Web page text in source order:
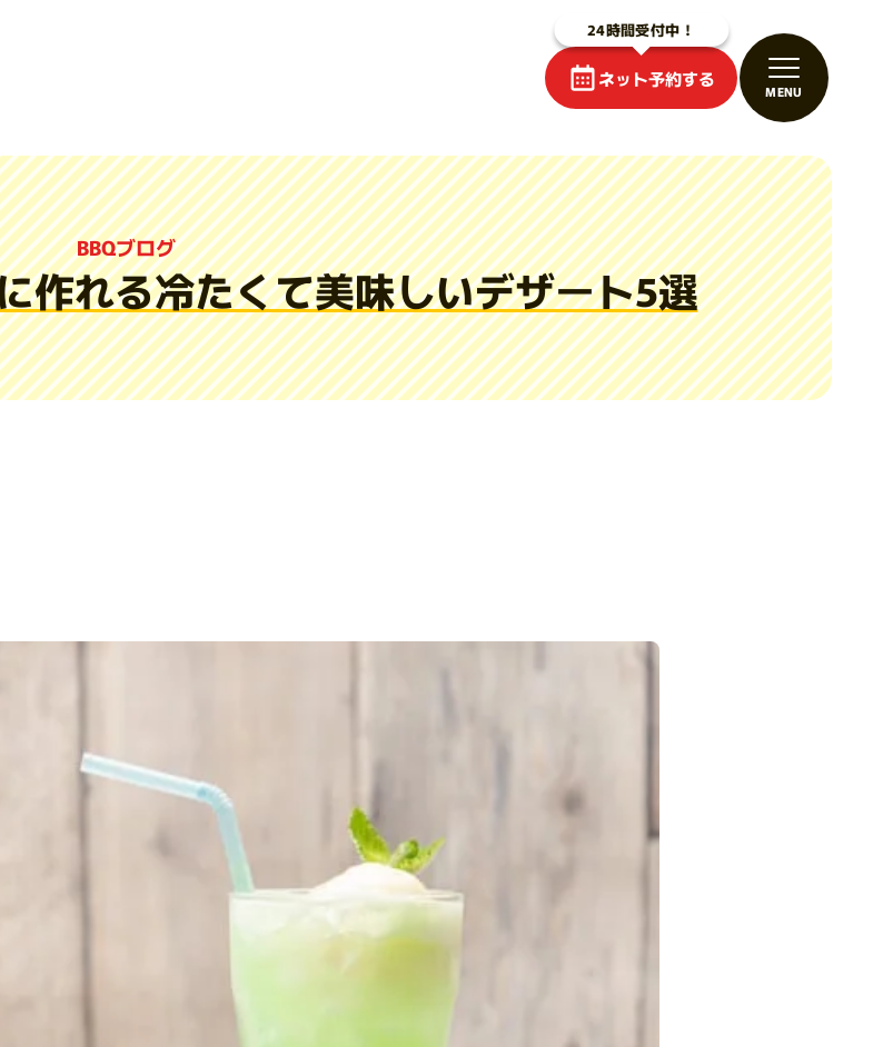
ネット予約する
BBQブログ
作れる冷たくて美味しいデザート5選